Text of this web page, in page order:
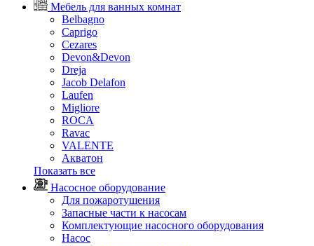
Мебель для ванных комнат
Belbagno
Caprigo
Cezares
Devon&Devon
Dreja
Jacob Delafon
Laufen
Migliore
ROCA
Rаvac
VALENTE
Акватон
Показать все
Насосное оборудование
Для пожаротушения
Запасные части к насосам
Комплектующие насосного оборудования
Насос